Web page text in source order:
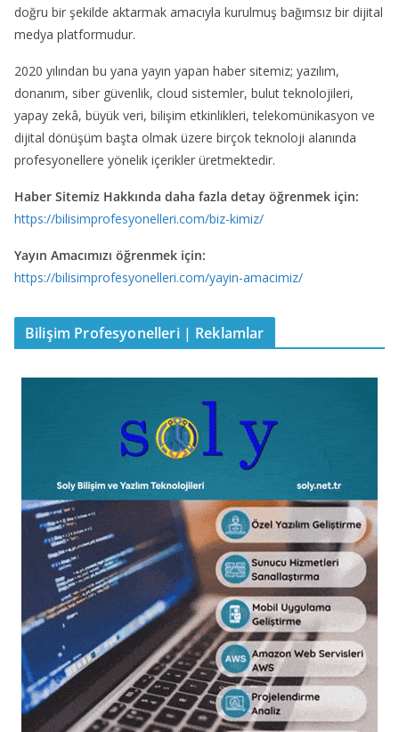
doğru bir şekilde aktarmak amacıyla kurulmuş bağımsız bir dijital
medya platformudur.
2020 yılından bu yana yayın yapan haber sitemiz; yazılım,
donanım, siber güvenlik, cloud sistemler, bulut teknolojileri,
yapay zekâ, büyük veri, bilişim etkinlikleri, telekomünikasyon ve
dijital dönüşüm başta olmak üzere birçok teknoloji alanında
profesyonellere yönelik içerikler üretmektedir.
Haber Sitemiz Hakkında daha fazla detay öğrenmek için:
https://bilisimprofesyonelleri.com/biz-kimiz/
Yayın Amacımızı öğrenmek için:
https://bilisimprofesyonelleri.com/yayin-amacimiz/
Bilişim Profesyonelleri | Reklamlar